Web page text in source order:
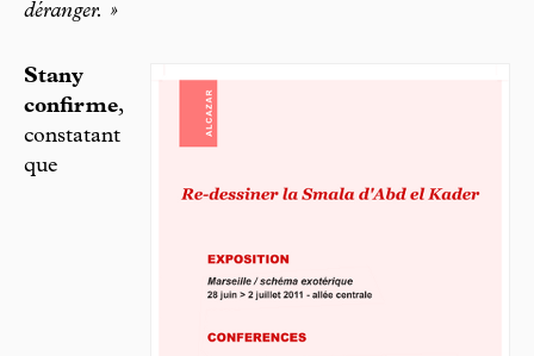
déranger. »
Stany
confirme,
constatant
que